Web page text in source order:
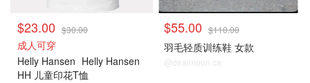
$23.00 $30.00
成人可穿
Helly Hansen Helly Hansen
HH 儿童印花T恤
$55.00 $110.00
羽毛轻质训练鞋 女款
@dealmoon.ca